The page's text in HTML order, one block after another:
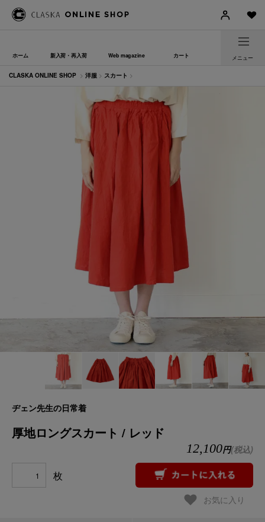
ホーム 新入荷・再入荷 Web magazine カート メニュー
CLASKA ONLINE SHOP > 洋服 > スカート >
ヂェン先生の日常着
厚地ロングスカート / レッド
12,100円(税込)
枚
お気に入り